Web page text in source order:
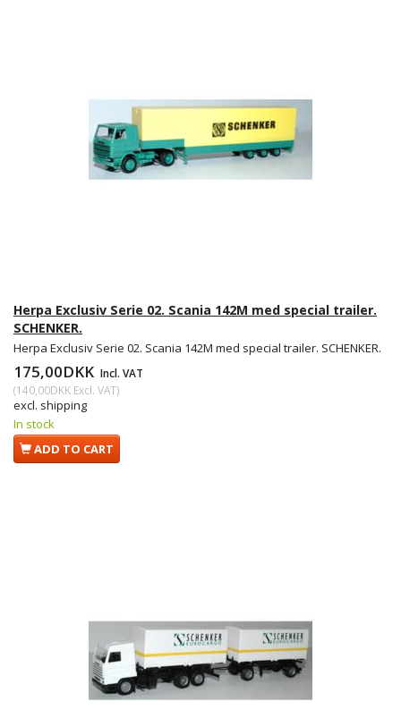
Herpa Exclusiv Serie 02. Scania 142M med special trailer.
SCHENKER.
Herpa Exclusiv Serie 02. Scania 142M med special trailer. SCHENKER.
175,00DKK Incl. VAT
(140,00DKK Excl. VAT)
excl. shipping
In stock
ADD TO CART